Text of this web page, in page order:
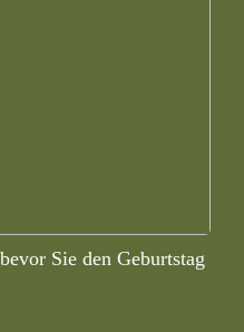
Sie den Geburtstag